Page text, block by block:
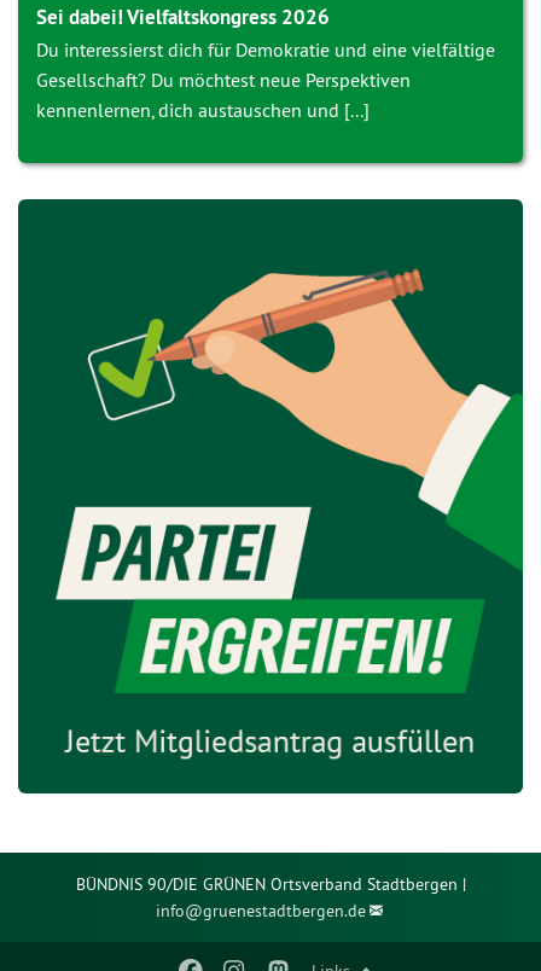
Sei dabei! Vielfaltskongress 2026
Du interessierst dich für Demokratie und eine vielfältige
Gesellschaft? Du möchtest neue Perspektiven
kennenlernen, dich austauschen und [...]
BÜNDNIS 90/DIE GRÜNEN Ortsverband Stadtbergen |
info@gruenestadtbergen.de